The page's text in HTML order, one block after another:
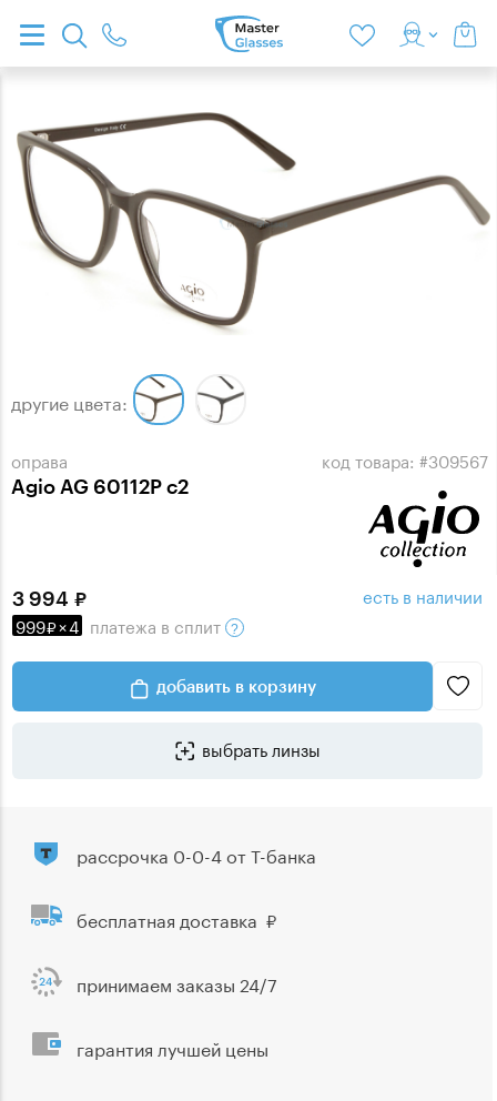
оправа
Agio AG 60112P c2
код товара: #309567
другие цвета:
3 994
999 ×4 платежа в сплит
есть в наличии
добавить в корзину
выбрать линзы
рассрочка 0-0-4 от Т-банка
бесплатная доставка
принимаем заказы 24/7
гарантия лучшей цены